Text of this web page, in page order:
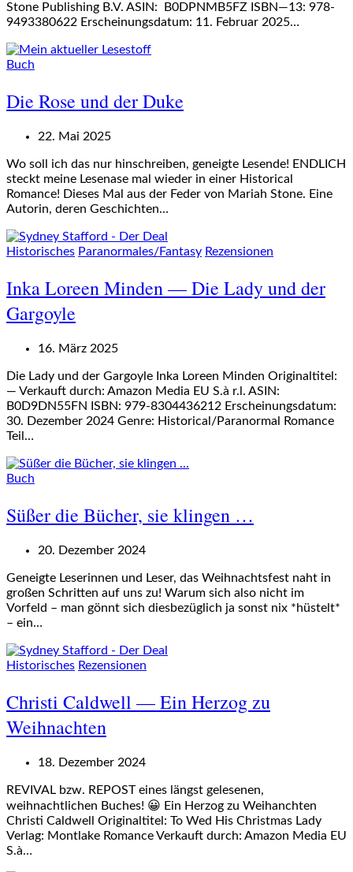
Stone Publishing B.V. ASIN: B0DPNMB5FZ ISBN—13: 978-
9493380622 Erscheinungsdatum: 11. Februar 2025…
Buch
Die Rose und der Duke
22. Mai 2025
Wo soll ich das nur hinschreiben, geneigte Lesende! ENDLICH
steckt meine Lesenase mal wieder in einer Historical
Romance! Dieses Mal aus der Feder von Mariah Stone. Eine
Autorin, deren Geschichten…
Historisches Paranormales/Fantasy Rezensionen
Inka Loreen Minden — Die Lady und der
Gargoyle
16. März 2025
Die Lady und der Gargoyle Inka Loreen Minden Originaltitel:
— Verkauft durch: Amazon Media EU S.à r.l. ASIN: ‎
B0D9DN55FN ISBN: 979-8304436212 Erscheinungsdatum:
30. Dezember 2024 Genre: Historical/Paranormal Romance
Teil…
Buch
Süßer die Bücher, sie klingen …
20. Dezember 2024
Geneigte Leserinnen und Leser, das Weihnachtsfest naht in
großen Schritten auf uns zu! Warum sich also nicht im
Vorfeld – man gönnt sich diesbezüglich ja sonst nix *hüstelt*
– ein…
Historisches Rezensionen
Christi Caldwell — Ein Herzog zu
Weihnachten
18. Dezember 2024
REVIVAL bzw. REPOST eines längst gelesenen,
weihnachtlichen Buches! 😀 Ein Herzog zu Weihanchten
Christi Caldwell Originaltitel: To Wed His Christmas Lady
Verlag: Montlake Romance Verkauft durch: Amazon Media EU
S.à…